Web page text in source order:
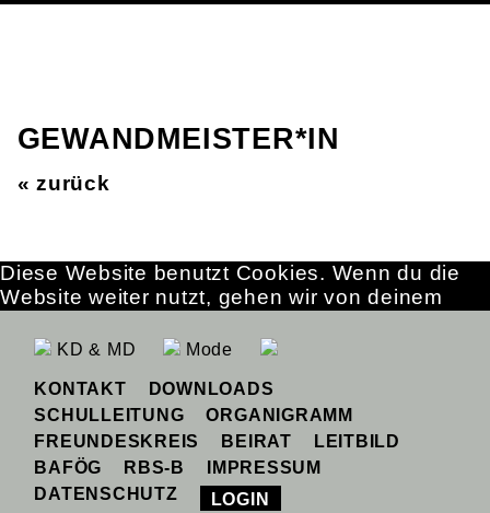
GEWANDMEISTER*IN
« zurück
KD & MD Mode
KONTAKT
DOWNLOADS
SCHULLEITUNG
ORGANIGRAMM
FREUNDESKREIS
BEIRAT
LEITBILD
BAFÖG
RBS-B
IMPRESSUM
DATENSCHUTZ
LOGIN
Diese Website benutzt Cookies. Wenn du die
Website weiter nutzt, gehen wir von deinem